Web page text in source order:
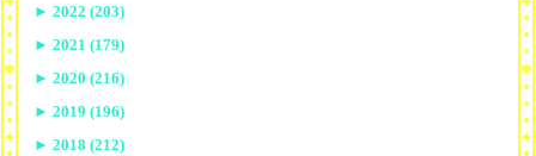
► 2022 (203)
► 2021 (179)
► 2020 (216)
► 2019 (196)
► 2018 (212)